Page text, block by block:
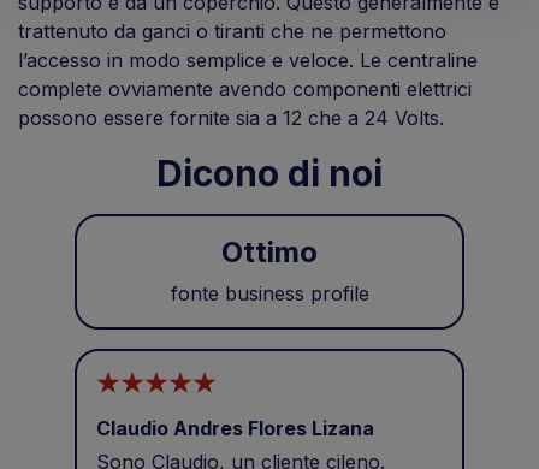
trattenuto da ganci o tiranti che ne permettono
l’accesso in modo semplice e veloce. Le centraline
complete ovviamente avendo componenti elettrici
possono essere fornite sia a 12 che a 24 Volts.
Dicono di noi
Ottimo
fonte business profile
Claudio Andres Flores Lizana
Sono Claudio, un cliente cileno.